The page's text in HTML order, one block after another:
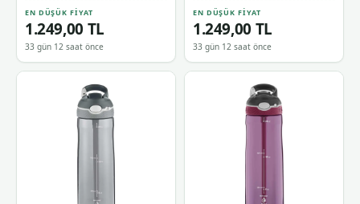
EN DÜŞÜK FIYAT
1.249,00 TL
33 gün 12 saat önce
EN DÜŞÜK FIYAT
1.249,00 TL
33 gün 12 saat önce